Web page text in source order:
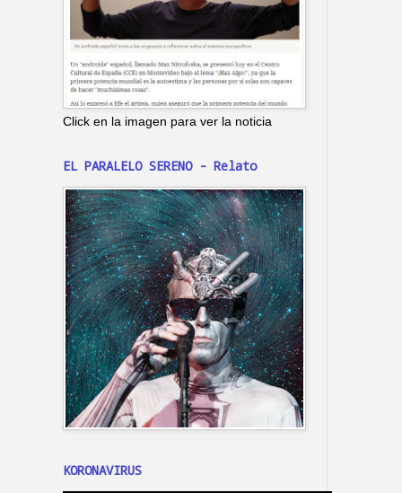
Click en la imagen para ver la noticia
EL PARALELO SERENO - Relato
KORONAVIRUS